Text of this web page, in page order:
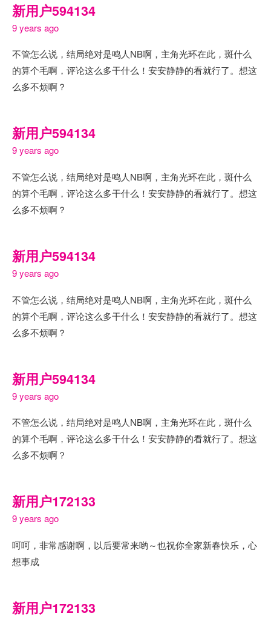
新用户594134
9 years ago
不管怎么说，结局绝对是鸣人NB啊，主角光环在此，斑什么
的算个毛啊，评论这么多干什么！安安静静的看就行了。想这
么多不烦啊？
新用户594134
9 years ago
不管怎么说，结局绝对是鸣人NB啊，主角光环在此，斑什么
的算个毛啊，评论这么多干什么！安安静静的看就行了。想这
么多不烦啊？
新用户594134
9 years ago
不管怎么说，结局绝对是鸣人NB啊，主角光环在此，斑什么
的算个毛啊，评论这么多干什么！安安静静的看就行了。想这
么多不烦啊？
新用户594134
9 years ago
不管怎么说，结局绝对是鸣人NB啊，主角光环在此，斑什么
的算个毛啊，评论这么多干什么！安安静静的看就行了。想这
么多不烦啊？
新用户172133
9 years ago
呵呵，非常感谢啊，以后要常来哟～也祝你全家新春快乐，心
想事成
新用户172133